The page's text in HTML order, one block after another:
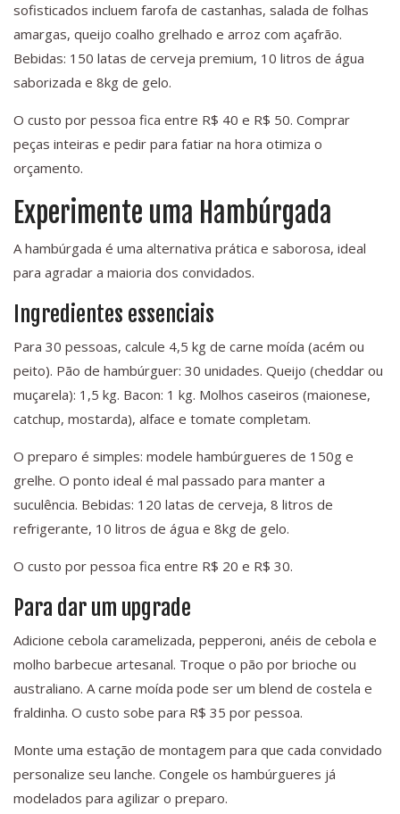
sofisticados incluem farofa de castanhas, salada de folhas
amargas, queijo coalho grelhado e arroz com açafrão.
Bebidas: 150 latas de cerveja premium, 10 litros de água
saborizada e 8kg de gelo.
O custo por pessoa fica entre R$ 40 e R$ 50. Comprar
peças inteiras e pedir para fatiar na hora otimiza o
orçamento.
Experimente uma Hambúrgada
A hambúrgada é uma alternativa prática e saborosa, ideal
para agradar a maioria dos convidados.
Ingredientes essenciais
Para 30 pessoas, calcule 4,5 kg de carne moída (acém ou
peito). Pão de hambúrguer: 30 unidades. Queijo (cheddar ou
muçarela): 1,5 kg. Bacon: 1 kg. Molhos caseiros (maionese,
catchup, mostarda), alface e tomate completam.
O preparo é simples: modele hambúrgueres de 150g e
grelhe. O ponto ideal é mal passado para manter a
suculência. Bebidas: 120 latas de cerveja, 8 litros de
refrigerante, 10 litros de água e 8kg de gelo.
O custo por pessoa fica entre R$ 20 e R$ 30.
Para dar um upgrade
Adicione cebola caramelizada, pepperoni, anéis de cebola e
molho barbecue artesanal. Troque o pão por brioche ou
australiano. A carne moída pode ser um blend de costela e
fraldinha. O custo sobe para R$ 35 por pessoa.
Monte uma estação de montagem para que cada convidado
personalize seu lanche. Congele os hambúrgueres já
modelados para agilizar o preparo.